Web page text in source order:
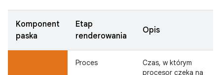
Komponent
paska
Etap
renderowania
Opis
Proces
Czas, w którym
procesor czeka na